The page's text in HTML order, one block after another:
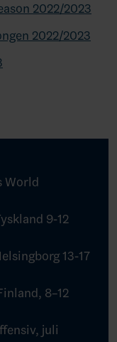
2022/2023
2022/2023
World
9-12
13-17
8–12
juli